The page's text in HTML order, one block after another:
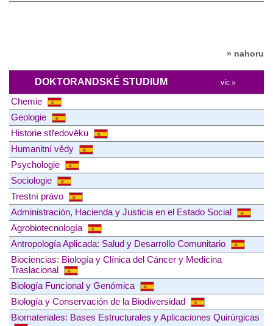
» nahoru
DOKTORANDSKÉ STUDIUM víc »
Chemie
Geologie
Historie středověku
Humanitní vědy
Psychologie
Sociologie
Trestní právo
Administración, Hacienda y Justicia en el Estado Social
Agrobiotecnología
Antropología Aplicada: Salud y Desarrollo Comunitario
Biociencias: Biología y Clínica del Cáncer y Medicina
Traslacional
Biología Funcional y Genómica
Biología y Conservación de la Biodiversidad
Biomateriales: Bases Estructurales y Aplicaciones Quirúrgicas